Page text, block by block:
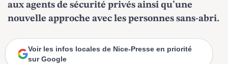
aux agents de sécurité privés ainsi qu’une
nouvelle approche avec les personnes sans-abri.
Voir les infos locales de Nice-Presse en priorité
sur Google